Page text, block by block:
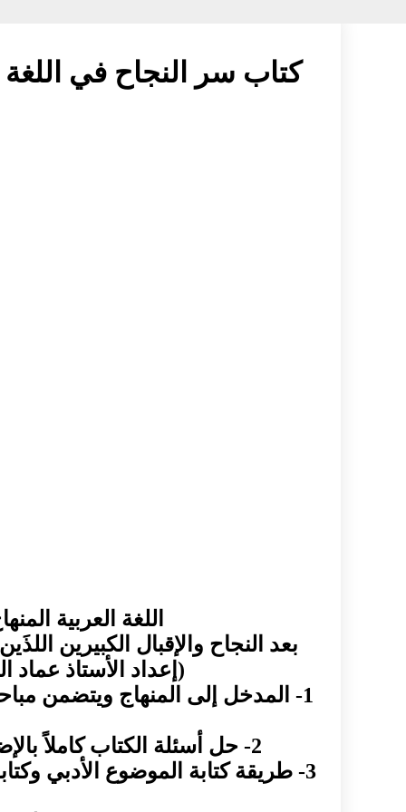
كتاب سر النجاح في اللغة
اللغة العربية
بعد النجاح والإقبال الكبيرين
(إعداد الأستاذ عماد
1- المدخل إلى المنهاج ويتضمن
2- حل أسئلة الكتاب كاملاً بالإضافة إلى شرح قصائد الكتاب وشرح مفرداتها وإعراب معظم مفرداتها وجملها.
3- طريقة كتابة الموضوع الأدبي